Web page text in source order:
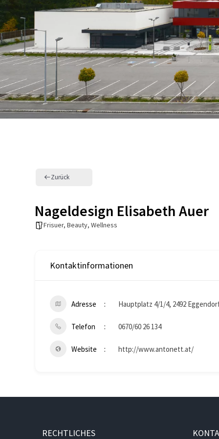
Zurück
Nageldesign Elisabeth Auer
Frisuer, Beauty, Wellness
Kontaktinformationen
Adresse Hauptplatz 4/1/4, 2492
Telefon 0670/60 26 134
Website http://www.antonett.at/
RECHTLICHES